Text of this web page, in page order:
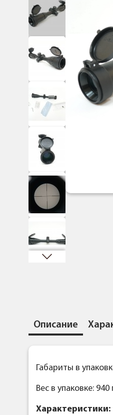
Описание
Габариты в
Вес в упаковке: 940
Характеристики: